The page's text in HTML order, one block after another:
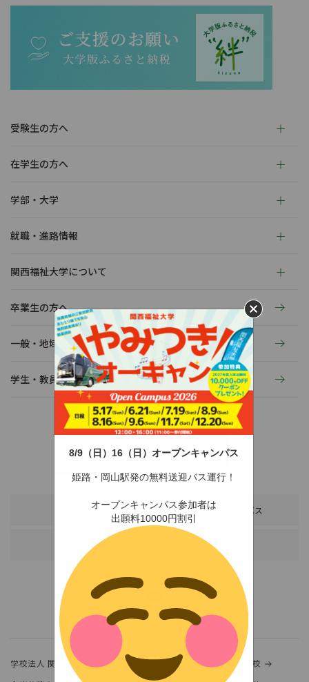
8/9（日）16（日）オープンキャンパス
姫路・岡山駅発の無料送迎バス運行！
オープンキャンパス参加者は
出願料10000円割引
受験生の方へ
在学生の方へ
学部・大学
就職・進路情報
関西福祉大学について
卒業生の方へ
一般・地域の方へ
学生・教員の活動
〒678-0255 兵庫県赤穂市新田380-3
TEL：0791-46-2525（代）FAX：0791-46-2526
アクセス スクールバス
学校法人 関西金光学園
金光大阪中学校・高等学校